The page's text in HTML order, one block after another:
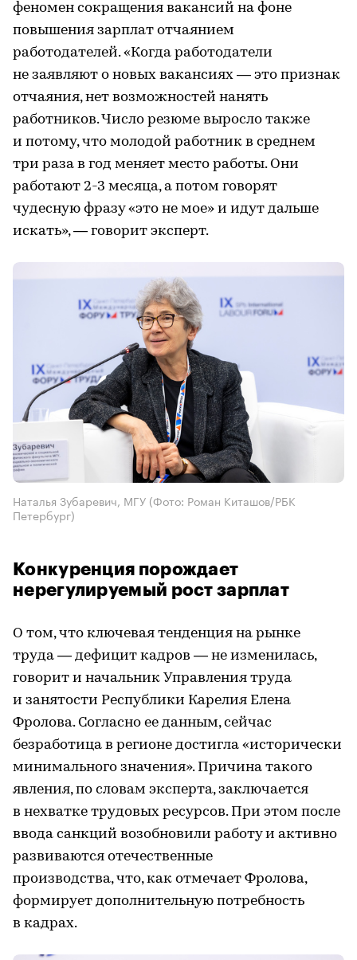
феномен сокращения вакансий на фоне
повышения зарплат отчаянием
работодателей. «Когда работодатели
не заявляют о новых вакансиях — это признак
отчаяния, нет возможностей нанять
работников. Число резюме выросло также
и потому, что молодой работник в среднем
три раза в год меняет место работы. Они
работают 2-3 месяца, а потом говорят
чудесную фразу «это не мое» и идут дальше
искать», — говорит эксперт.
Наталья Зубаревич, МГУ (Фото: Роман Киташов/РБК
Петербург)
Конкуренция порождает
нерегулируемый рост зарплат
О том, что ключевая тенденция на рынке
труда — дефицит кадров — не изменилась,
говорит и начальник Управления труда
и занятости Республики Карелия Елена
Фролова. Согласно ее данным, сейчас
безработица в регионе достигла «исторически
минимального значения». Причина такого
явления, по словам эксперта, заключается
в нехватке трудовых ресурсов. При этом после
ввода санкций возобновили работу и активно
развиваются отечественные
производства, что, как отмечает Фролова,
формирует дополнительную потребность
в кадрах.